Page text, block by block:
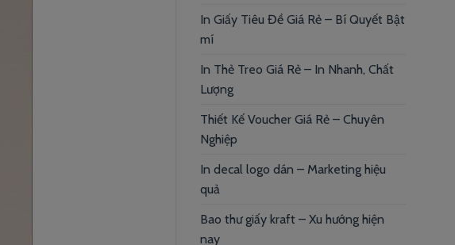
In Giấy Tiêu Đề Giá Rẻ – Bí Quyết Bật
mí
In Thẻ Treo Giá Rẻ – In Nhanh, Chất
Lượng
Thiết Kế Voucher Giá Rẻ – Chuyên
Nghiệp
In decal logo dán – Marketing hiệu
quả
Bao thư giấy kraft – Xu hướng hiện
nay